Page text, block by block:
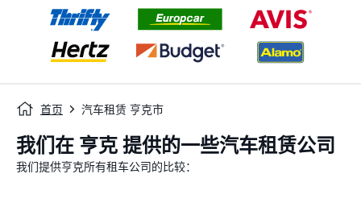
首页 汽车租赁 亨克市
我们在 亨克 提供的一些汽车租赁公司
我们提供亨克所有租车公司的比较：